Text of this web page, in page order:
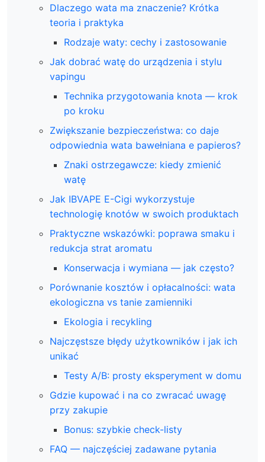
Dlaczego wata ma znaczenie? Krótka
teoria i praktyka
Rodzaje waty: cechy i zastosowanie
Jak dobrać watę do urządzenia i stylu
vapingu
Technika przygotowania knota — krok
po kroku
Zwiększanie bezpieczeństwa: co daje
odpowiednia wata bawełniana e papieros?
Znaki ostrzegawcze: kiedy zmienić
watę
Jak IBVAPE E-Cigi wykorzystuje
technologię knotów w swoich produktach
Praktyczne wskazówki: poprawa smaku i
redukcja strat aromatu
Konserwacja i wymiana — jak często?
Porównanie kosztów i opłacalności: wata
ekologiczna vs tanie zamienniki
Ekologia i recykling
Najczęstsze błędy użytkowników i jak ich
unikać
Testy A/B: prosty eksperyment w domu
Gdzie kupować i na co zwracać uwagę
przy zakupie
Bonus: szybkie check-listy
FAQ — najczęściej zadawane pytania